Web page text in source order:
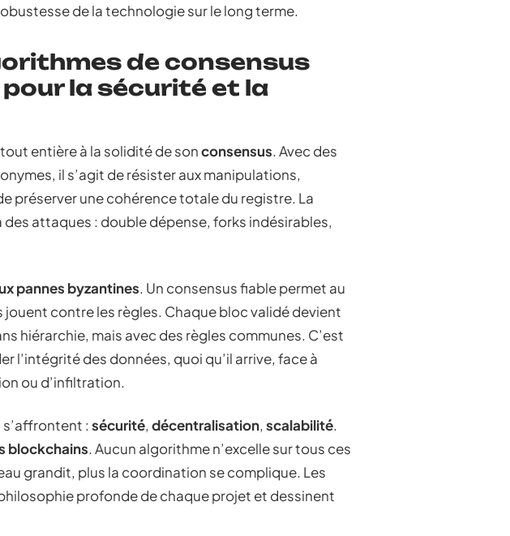
de la technologie sur le long terme.
de consensus
la sécurité et la
entière à la solidité de sonconsensus. Avec des
il s’agit de résister aux manipulations,
préserver une cohérence totale du registre. La
attaques : double dépense, forks indésirables,
pannes byzantines. Un consensus fiable permet au
jouent contre les règles. Chaque bloc validé devient
hiérarchie, mais avec des règles communes. C’est
l’intégrité des données, quoi qu’il arrive, face à
ou d’infiltration.
: sécurité, décentralisation, scalabilité.
blockchains. Aucun algorithme n’excelle sur tous ces
grandit, plus la coordination se complique. Les
profonde de chaque projet et dessinent